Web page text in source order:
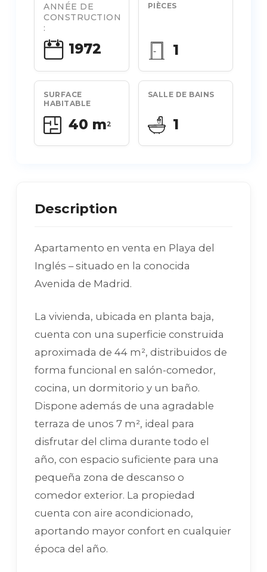
ANNÉE DE
CONSTRUCTION
:
1972
PIÈCES
1
SURFACE
HABITABLE
40 m2
SALLE DE BAINS
1
Description
Apartamento en venta en Playa del
Inglés – situado en la conocida
Avenida de Madrid.
La vivienda, ubicada en planta baja,
cuenta con una superficie construida
aproximada de 44 m², distribuidos de
forma funcional en salón-comedor,
cocina, un dormitorio y un baño.
Dispone además de una agradable
terraza de unos 7 m², ideal para
disfrutar del clima durante todo el
año, con espacio suficiente para una
pequeña zona de descanso o
comedor exterior. La propiedad
cuenta con aire acondicionado,
aportando mayor confort en cualquier
época del año.